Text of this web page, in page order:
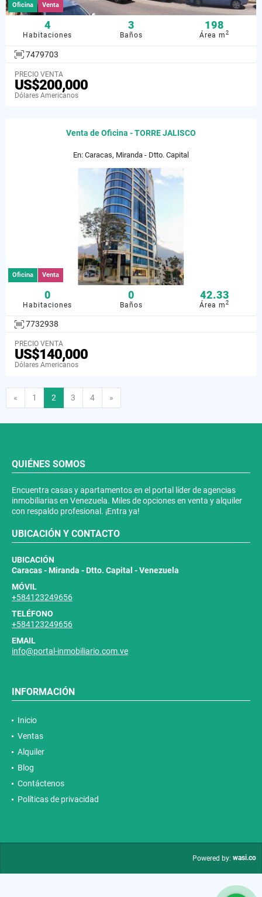
Oficina Venta
4
Habitaciones
3
Baños
198
Área m2
7479703
PRECIO VENTA
US$200,000
Dólares Americanos
Venta de Oficina - TORRE JALISCO
En: Caracas, Miranda - Dtto. Capital
Oficina Venta
0
Habitaciones
0
Baños
42.33
Área m2
7732938
PRECIO VENTA
US$140,000
Dólares Americanos
« Anterior
1 2 3 4 »
QUIÉNES SOMOS
Encuentra casas y apartamentos en el portal líder de agencias
inmobiliarias en Venezuela. Miles de opciones en venta y alquiler
con respaldo profesional. ¡Entra ya!
UBICACIÓN Y CONTACTO
UBICACIÓN
Caracas - Miranda - Dtto. Capital - Venezuela
MÓVIL
+584123249656
TELÉFONO
+584123249656
EMAIL
info@portal-inmobiliario.com.ve
INFORMACIÓN
Inicio
Ventas
Alquiler
Blog
Contáctenos
Políticas de privacidad
Powered by: wasi.co